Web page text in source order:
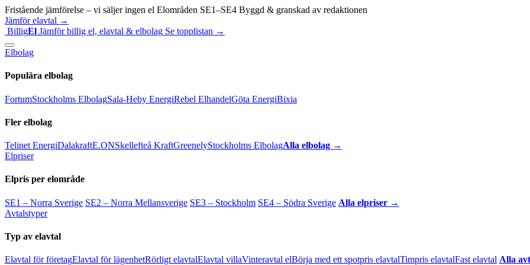
Fristående jämförelse – vi säljer ingen el Elområden SE1–SE4 Byggd & granskad av redaktionen
Jämför elavtal →
BilligEl Jämför billig el, elavtal & elbolag Se topplistan →
Elbolag
Populära elbolag
FortumStockholms ElbolagSala-Heby EnergiRebel ElhandelGöta EnergiBixia
Fler elbolag
Telinet EnergiDalakraftE.ONSkellefteå KraftGreenelyStockholms ElbolagAlla elbolag →
Elpriser
Elpris per elområde
SE1 – Norra Sverige SE2 – Norra Mellansverige SE3 – Stockholm SE4 – Södra Sverige Alla elpriser →
Avtalstyper
Typ av elavtal
Elavtal för företagElavtal för lägenhetRörligt elavtalElavtal villaVinteravtal elBörja med ett spotpris elavtalTimpris elavtalFast elavtal Alla